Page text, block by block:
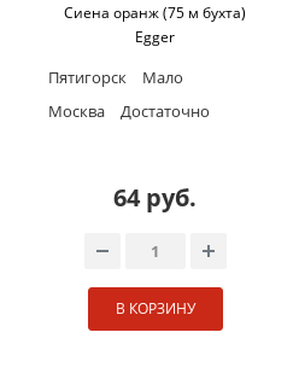
Сиена оранж (75 м бухта)
Egger
Пятигорск
Мало
Москва
Достаточно
64 руб.
В КОРЗИНУ